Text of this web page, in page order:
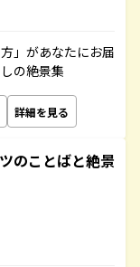
」があなたにお届
の絶景集
詳細を見る
のことばと絶景